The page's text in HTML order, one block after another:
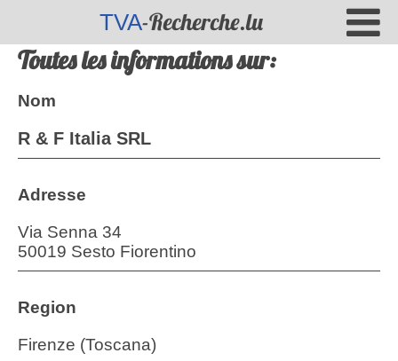
TVA-Recherche.lu
Toutes les informations sur:
Nom
R & F Italia SRL
Adresse
Via Senna 34
50019 Sesto Fiorentino
Region
Firenze (Toscana)